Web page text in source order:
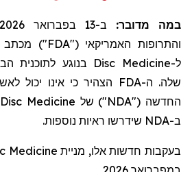
במה מדובר:
והתרופות האמריקאי ("FDA") מכתב
ל-Disc Medicine בנוגע לתוכנית
שלה. ה-FDA הצהיר כי אינו יכול
החדשה ("NDA") של Disc Medicine
ב-NDA שידרשו ראיות נוספות.
בעקבות חדשות אלו, מניית Medicine